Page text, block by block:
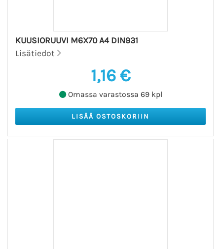
KUUSIORUUVI M6X70 A4 DIN931
Lisätiedot
1,16 €
Omassa varastossa 69 kpl